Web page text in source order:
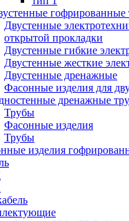
Двустенные
открытой прокладки
Двустенные гибкие
Двустенные жесткие
Двустенные дренажные
Фасонные изделия для
дренажные
Трубы
Фасонные изделия
Трубы
изделия